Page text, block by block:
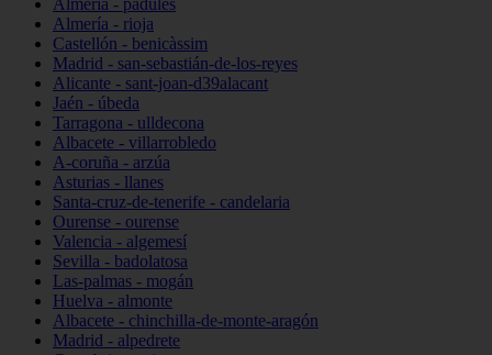
Almería - padules
Almería - rioja
Castellón - benicàssim
Madrid - san-sebastián-de-los-reyes
Alicante - sant-joan-d39alacant
Jaén - úbeda
Tarragona - ulldecona
Albacete - villarrobledo
A-coruña - arzúa
Asturias - llanes
Santa-cruz-de-tenerife - candelaria
Ourense - ourense
Valencia - algemesí
Sevilla - badolatosa
Las-palmas - mogán
Huelva - almonte
Albacete - chinchilla-de-monte-aragón
Madrid - alpedrete